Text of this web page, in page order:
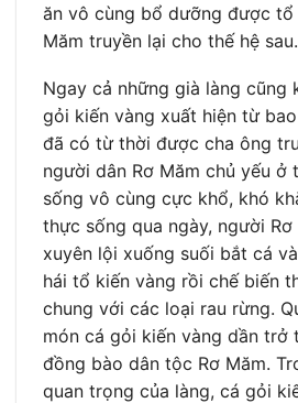
ăn vô cùng bổ dưỡng được tổ
Măm truyền lại cho thế hệ sau.
Ngay cả những già làng cũng
gỏi kiến vàng xuất hiện từ
đã có từ thời được cha ông
người dân Rơ Măm chủ yếu ở
sống vô cùng cực khổ, khó
thực sống qua ngày, người
xuyên lội xuống suối bắt cá
hái tổ kiến vàng rồi chế biến
chung với các loại rau rừng.
món cá gỏi kiến vàng dần trở
đồng bào dân tộc Rơ Măm.
quan trọng của làng, cá gỏi